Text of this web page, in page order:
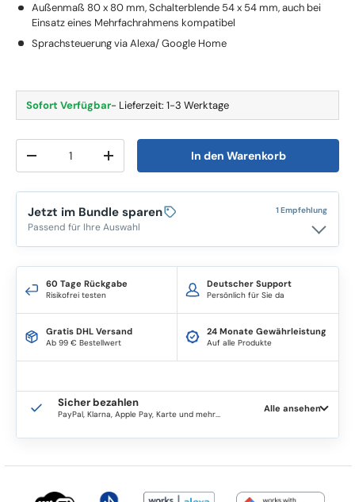
Außenmaß 80 x 80 mm, Schalterblende 54 x 54 mm, auch bei
Einsatz eines Mehrfachrahmens kompatibel
Sprachsteuerung via Alexa/ Google Home
Sofort Verfügbar- Lieferzeit: 1-3 Werktage
-
+ In den Warenkorb
Jetzt im Bundle sparen
Passend für Ihre Auswahl
1 Empfehlung
60 Tage Rückgabe
Risikofrei testen
Deutscher Support
Persönlich für Sie da
Gratis DHL Versand
Ab 99 € Bestellwert
24 Monate Gewährleistung
Auf alle Produkte
Sicher bezahlen
PayPal, Klarna, Apple Pay, Karte und mehr...
Alle ansehen